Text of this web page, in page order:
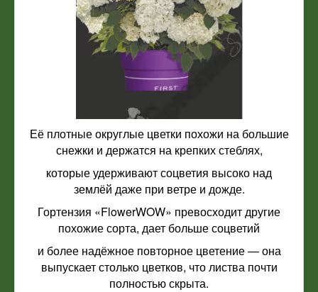
Её плотные округлые цветки похожи на большие
снежки и держатся на крепких стеблях,
которые удерживают соцветия высоко над
землёй даже при ветре и дожде.
Гортензия «FlowerWOW» превосходит другие
похожие сорта, дает больше соцветий
и более надёжное повторное цветение — она
выпускает столько цветков, что листва почти
полностью скрыта.